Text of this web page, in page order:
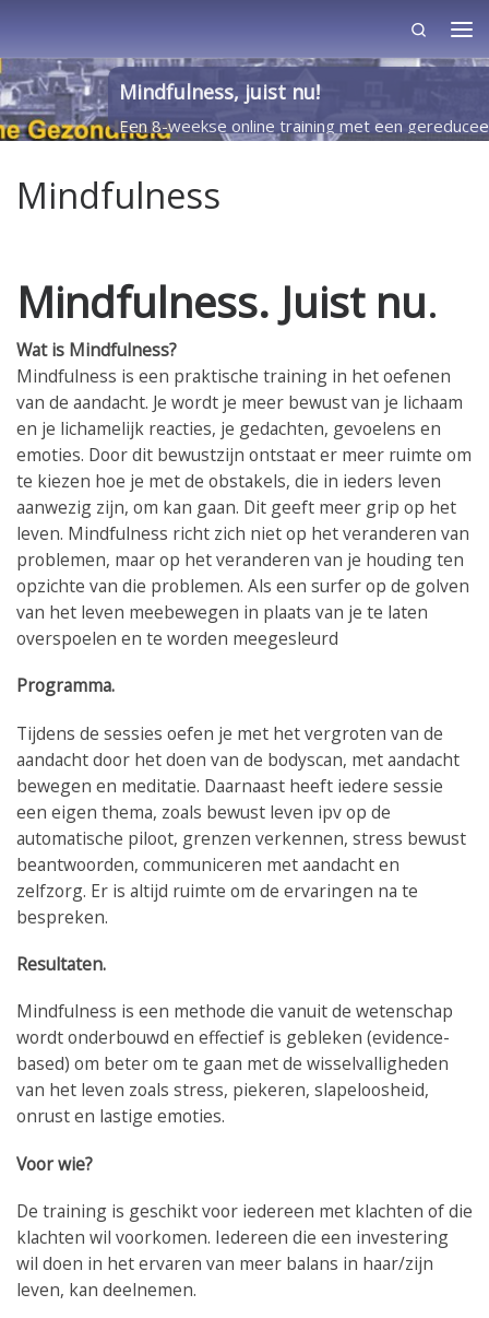
Search
Mindfulness, juist nu!
Een 8-weekse online training met een
regelmatig, afhankelijk van aantal aanmeldingen
MEER INFORMATIE >>
Mindfulness
Mindfulness. Juist nu.
Wat is Mindfulness?
Mindfulness is een praktische training in het oefenen
van de aandacht. Je wordt je meer bewust van je lichaam
en je lichamelijk reacties, je gedachten, gevoelens en
emoties. Door dit bewustzijn ontstaat er meer ruimte om
te kiezen hoe je met de obstakels, die in ieders leven
aanwezig zijn, om kan gaan. Dit geeft meer grip op het
leven. Mindfulness richt zich niet op het veranderen van
problemen, maar op het veranderen van je houding ten
opzichte van die problemen. Als een surfer op de golven
van het leven meebewegen in plaats van je te laten
overspoelen en te worden meegesleurd
Programma.
Tijdens de sessies oefen je met het vergroten van de
aandacht door het doen van de bodyscan, met aandacht
bewegen en meditatie. Daarnaast heeft iedere sessie
een eigen thema, zoals bewust leven ipv op de
automatische piloot, grenzen verkennen, stress bewust
beantwoorden, communiceren met aandacht en
zelfzorg. Er is altijd ruimte om de ervaringen na te
bespreken.
Resultaten.
Mindfulness is een methode die vanuit de wetenschap
wordt onderbouwd en effectief is gebleken (evidence-
based) om beter om te gaan met de wisselvalligheden
van het leven zoals stress, piekeren, slapeloosheid,
onrust en lastige emoties.
Voor wie?
De training is geschikt voor iedereen met klachten of die
klachten wil voorkomen. Iedereen die een investering
wil doen in het ervaren van meer balans in haar/zijn
leven, kan deelnemen.